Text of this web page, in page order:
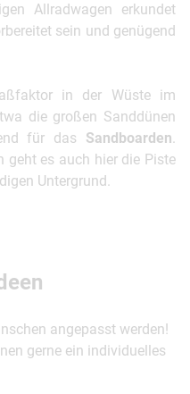
Allradwagen erkundet
sein und genügend
in der Wüste im
die großen Sanddünen
für das Sandboarden.
geht es auch hier die Piste
Untergrund.
angepasst werden!
gerne ein individuelles